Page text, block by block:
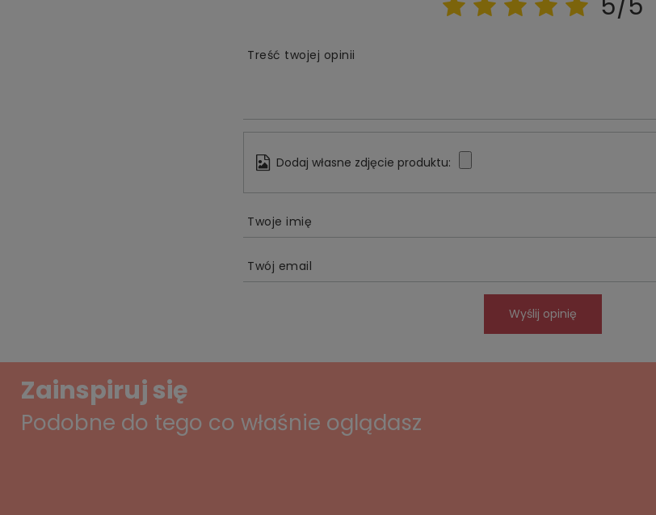
Treść twojej opinii
Dodaj własne zdjęcie produktu:
Twoje imię
Twój email
Wyślij opinię
Zainspiruj się
Podobne do tego co właśnie oglądasz